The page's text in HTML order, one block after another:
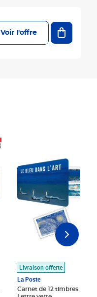
Voir l'offre
Ajouter
Livraison offerte
La Poste
Carnet de 12 timbres - Le